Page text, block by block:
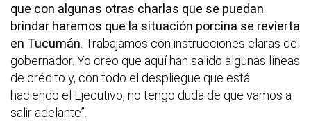
que con algunas otras charlas que se puedan
brindar haremos que la situación porcina se revierta
en Tucumán . Trabajamos con instrucciones claras del
gobernador. Yo creo que aquí han salido algunas líneas
de crédito y, con todo el despliegue que está
haciendo el Ejecutivo, no tengo duda de que vamos a
salir adelante”.